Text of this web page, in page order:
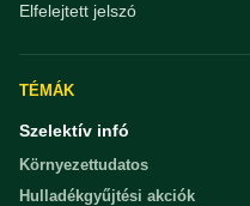
Elfelejtett jelszó
TÉMÁK
Szelektív infó
Környezettudatos
Hulladékgyűjtési akciók